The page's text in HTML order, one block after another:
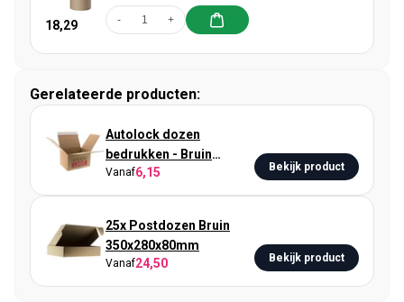
18,29 - +
Gerelateerde producten:
Autolock dozen
bedrukken - Bruin
260x200x160mm
Vanaf6,15 Bekijk product
25x Postdozen Bruin
350x280x80mm
Vanaf24,50 Bekijk product